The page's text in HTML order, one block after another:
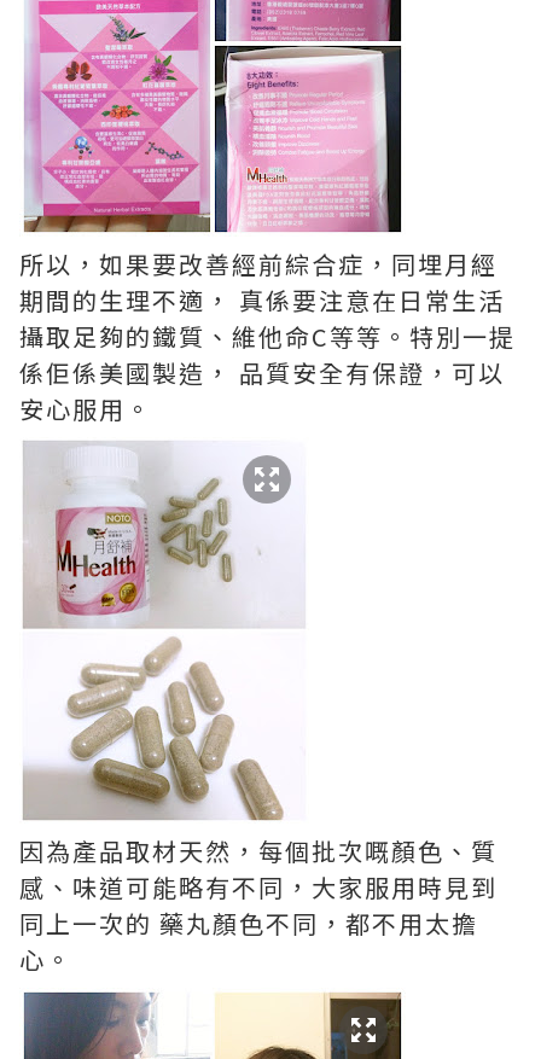
所以，如果要改善經前綜合症，同埋月經
期間的生理不適， 真係要注意在日常生活
攝取足夠的鐵質、維他命C等等。特別一提
係佢係美國製造， 品質安全有保證，可以
安心服用。
因為產品取材天然，每個批次嘅顏色、質
感、味道可能略有不同，大家服用時見到
同上一次的 藥丸顏色不同，都不用太擔
心。